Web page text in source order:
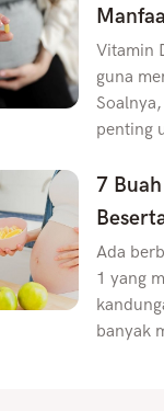
Vitamin
guna
penting
7
Ada
1 yang
banyak